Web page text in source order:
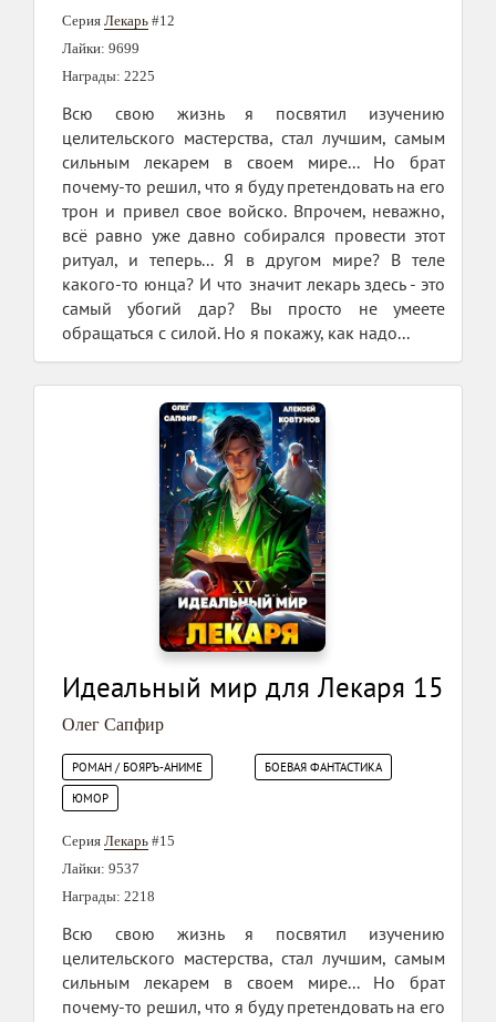
Серия Лекарь #12
Лайки: 9699
Награды: 2225
Всю свою жизнь я посвятил изучению
целительского мастерства, стал лучшим, самым
сильным лекарем в своем мире... Но брат
почему-то решил, что я буду претендовать на его
трон и привел свое войско. Впрочем, неважно,
всё равно уже давно собирался провести этот
ритуал, и теперь... Я в другом мире? В теле
какого-то юнца? И что значит лекарь здесь - это
самый убогий дар? Вы просто не умеете
обращаться с силой. Но я покажу, как надо...
Идеальный мир для Лекаря 15
Олег Сапфир
РОМАН / БОЯРЪ-АНИМЕ
БОЕВАЯ ФАНТАСТИКА
ЮМОР
Серия Лекарь #15
Лайки: 9537
Награды: 2218
Всю свою жизнь я посвятил изучению
целительского мастерства, стал лучшим, самым
сильным лекарем в своем мире... Но брат
почему-то решил, что я буду претендовать на его